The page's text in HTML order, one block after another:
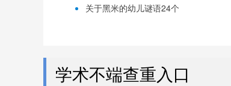
关于黑米的幼儿谜语24个
学术不端查重入口